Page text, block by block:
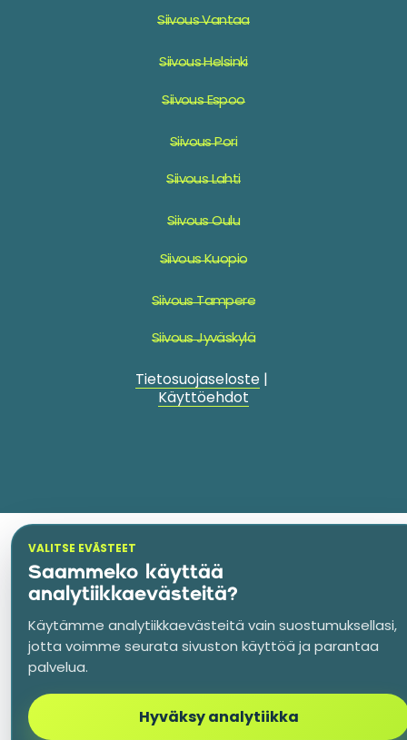
Siivous Helsinki
Siivous Espoo
Siivous Vantaa
Siivous Pori
Siivous Lahti
Siivous Oulu
Siivous Kuopio
Siivous Tampere
Siivous Jyväskylä
Tietosuojaseloste |
Käyttöehdot
VALITSE EVÄSTEET
Saammeko käyttää
analytiikkaevästeitä?
Käytämme analytiikkaevästeitä vain suostumuksellasi,
jotta voimme seurata sivuston käyttöä ja parantaa
palvelua.
Hyväksy analytiikka